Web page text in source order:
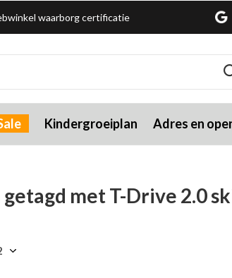
Kindergroeiplan Adres en
waarborg certificatie
met T-Drive 2.0